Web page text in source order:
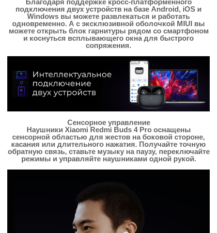
Благодаря поддержке кросс-платформенного
подключения двух устройств на базе Android, iOS и
Windows вы можете развлекаться и работать
одновременно. А с эксклюзивной оболочкой MIUI вы
можете открыть блок гарнитуры рядом со смартфоном
и коснуться всплывающего окна для быстрого
сопряжения.
Сенсорное управление
Наушники Xiaomi Redmi Buds 4 Pro оснащены
сенсорной областью для жестов на боковой стороне,
касания или длительного нажатия. Получайте точную
обратную связь, ставьте музыку на паузу, переключайте
режимы и управляйте наушниками одной рукой.